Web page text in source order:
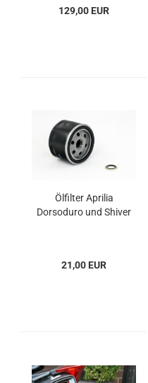
129,00 EUR
Ölfilter Aprilia
Dorsoduro und Shiver
21,00 EUR